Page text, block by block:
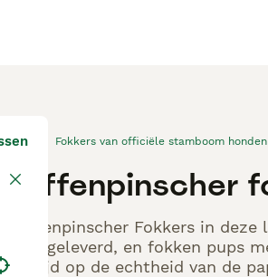
Fokkers van officiële stamboom honden
Affenpinscher
Affenpinscher Fokkers in
aangeleverd, en fokken pups
altijd op de echtheid van de